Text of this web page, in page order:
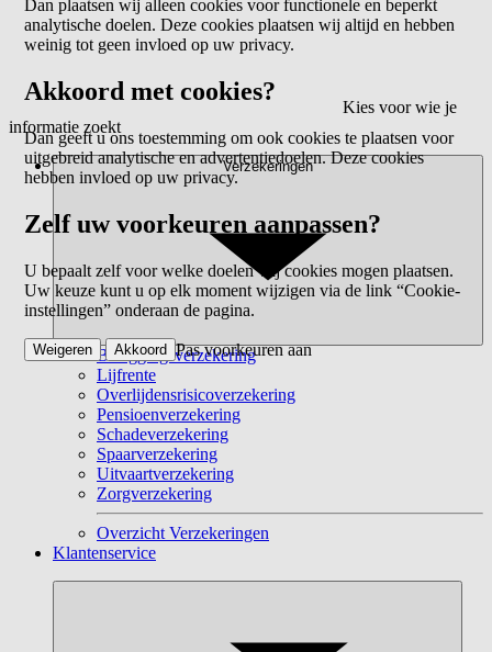
Kies voor wie je
informatie zoekt
Verzekeringen
Beleggingsverzekering
Lijfrente
Overlijdensrisicoverzekering
Pensioenverzekering
Schadeverzekering
Spaarverzekering
Uitvaartverzekering
Zorgverzekering
Overzicht Verzekeringen
Klantenservice
Dan plaatsen wij alleen cookies voor functionele en beperkt
analytische doelen. Deze cookies plaatsen wij altijd en hebben
weinig tot geen invloed op uw privacy.
Akkoord met cookies?
Dan geeft u ons toestemming om ook cookies te plaatsen voor
uitgebreid analytische en advertentiedoelen. Deze cookies
hebben invloed op uw privacy.
Zelf uw voorkeuren aanpassen?
U bepaalt zelf voor welke doelen wij cookies mogen plaatsen.
Uw keuze kunt u op elk moment wijzigen via de link “Cookie-
instellingen” onderaan de pagina.
Pas voorkeuren aan
Weigeren Akkoord